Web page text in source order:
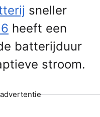
sneller
heeft een
batterijduur
stroom.